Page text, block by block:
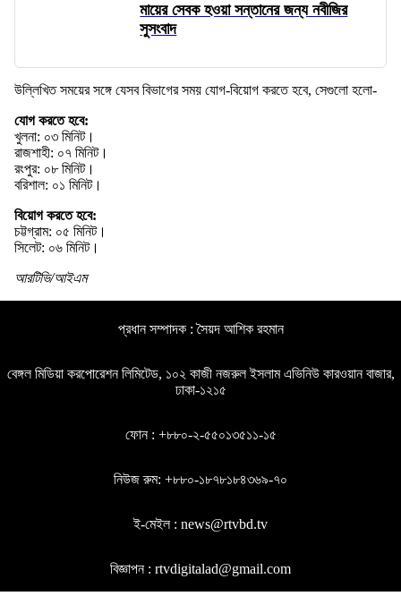
মায়ের সেবক হওয়া সন্তানের জন্য নবীজির
সুসংবাদ
উল্লিখিত সময়ের সঙ্গে যেসব বিভাগের সময় যোগ-বিয়োগ করতে হবে, সেগুলো হলো-
যোগ করতে হবে:
খুলনা: ০৩ মিনিট।
রাজশাহী: ০৭ মিনিট।
রংপুর: ০৮ মিনিট।
বরিশাল: ০১ মিনিট।
বিয়োগ করতে হবে:
চট্টগ্রাম: ০৫ মিনিট।
সিলেট: ০৬ মিনিট।
আরটিভি/আইএম
প্রধান সম্পাদক : সৈয়দ আশিক রহমান
বেঙ্গল মিডিয়া করপোরেশন লিমিটেড, ১০২ কাজী নজরুল ইসলাম এভিনিউ কারওয়ান বাজার,
ঢাকা-১২১৫
ফোন : +৮৮০-২-৫৫০১৩৫১১-১৫
নিউজ রুম: +৮৮০-১৮৭৮১৮৪৩৬৯-৭০
ই-মেইল : news@rtvbd.tv
বিজ্ঞাপন : rtvdigitalad@gmail.com